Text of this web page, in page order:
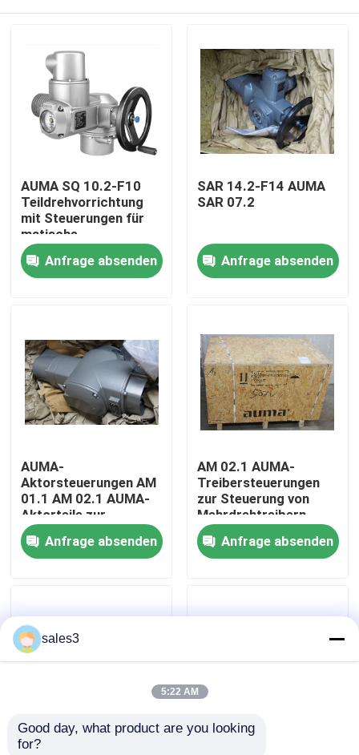
Produkte
Über uns
Kontakt mit uns
Neuigkeiten
News
Allein Bradley PLC Produkte
PEPPERL FUCHS Isolierte Barriere
AUMA SQ 10.2-F10
Teildrehvorrichtung
mit Steuerungen für
matische
Vorrichtungen AM
01.1Anfrage absenden
SAR 14.2-F14 AUMA
SAR 07.2
Anfrage absenden
AUMA-
Aktorsteuerungen AM
01.1 AM 02.1 AUMA-
Aktorteile zur
Steuerung von
Mehrdrehaktoren
Anfrage absenden
AM 02.1 AUMA-
Treibersteuerungen
zur Steuerung von
Mehrdrehtreibern
SA/SAR.1 SA/SAR.2
Typbereiche
Anfrage absenden
SA 07.2 SA 07.6/SAR
sales3
5:22 AM
Good day, what product are you looking
for?